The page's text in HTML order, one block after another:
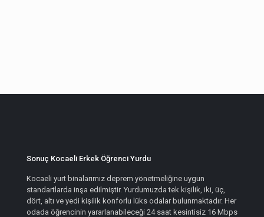
Sonuç Kocaeli Erkek Öğrenci Yurdu
Kocaeli yurt binalarımız deprem yönetmeliğine uygun
standartlarda inşa edilmiştir. Yurdumuzda tek kişilik, iki, üç,
dört, altı ve yedi kişilik konforlu lüks odalar bulunmaktadır. Her
odada öğrencinin yararlanabileceği 24 saat kesintisiz 16 Mbps